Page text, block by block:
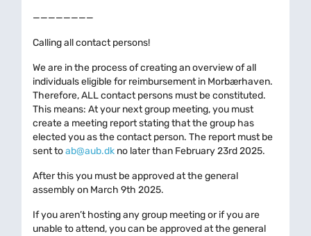
————————
Calling all contact persons!
We are in the process of creating an overview of all
individuals eligible for reimbursement in Morbærhaven.
Therefore, ALL contact persons must be constituted.
This means: At your next group meeting, you must
create a meeting report stating that the group has
elected you as the contact person. The report must be
sent toab@aub.dkno later than February 23rd 2025.
After this you must be approved at the general
assembly on March 9th 2025.
If you aren’t hosting any group meeting or if you are
unable to attend, you can be approved at the general